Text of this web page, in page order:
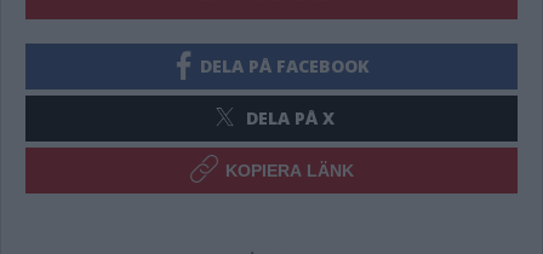
DELA PÅ FACEBOOK
DELA PÅ X
KOPIERA LÄNK